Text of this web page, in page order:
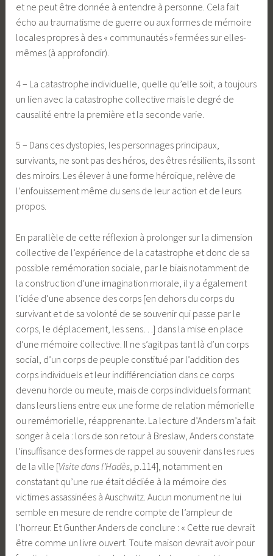
et ne peut être donnée à entendre à personne. Cela fait
écho au traumatisme de guerre ou aux formes de mémoire
locales propres à des « communautés » fermées sur elles-
mêmes (à approfondir).
4 – La catastrophe individuelle, quelle qu’elle soit, a toujours
un lien avec la catastrophe collective mais le degré de
causalité entre la première et la seconde varie.
5 – Dans ces dystopies, les personnages principaux,
survivants, ne sont pas des héros, des êtres résilients, ils sont
des miroirs. Les élever à une forme héroïque, relève de
l’enfouissement même du sens de leur action et de leurs
propos.
En parallèle de cette réflexion à prolonger sur la dimension
collective de l’expérience de la catastrophe et donc de sa
possible remémoration sociale, par le biais notamment de
la construction d’une imagination morale, il y a également
l’idée d’une absence des corps [en dehors du corps du
survivant et de sa volonté de se souvenir qui passe par le
corps, le déplacement, les sens…] dans la mise en place
d’une mémoire collective. Il ne s’agit pas tant là d’un corps
social, d’un corps de peuple constitué par l’addition des
corps individuels et leur indifférenciation dans ce corps
devenu horde ou meute, mais de corps individuels formant
dans leurs liens entre eux une forme de relation mémorielle
ou remémorielle, réapprenante. La lecture d’Anders m’a fait
songer à cela : lors de son retour à Breslaw, Anders constate
l’insuffisance des formes de rappel au souvenir dans les rues
de la ville [Visite dans l’Hadès , p.114], notamment en
constatant qu’une rue était dédiée à la mémoire des
victimes assassinées à Auschwitz. Aucun monument ne lui
semble en mesure de rendre compte de l’ampleur de
l’horreur. Et Gunther Anders de conclure : « Cette rue devrait
être comme un livre ouvert. Toute maison devrait avoir pour